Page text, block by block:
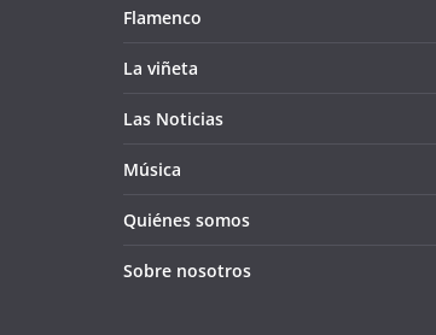
Flamenco
La viñeta
Las Noticias
Música
Quiénes somos
Sobre nosotros